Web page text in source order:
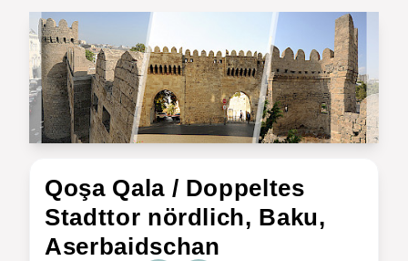
Qoşa Qala / Doppeltes
Stadttor nördlich, Baku,
Aserbaidschan